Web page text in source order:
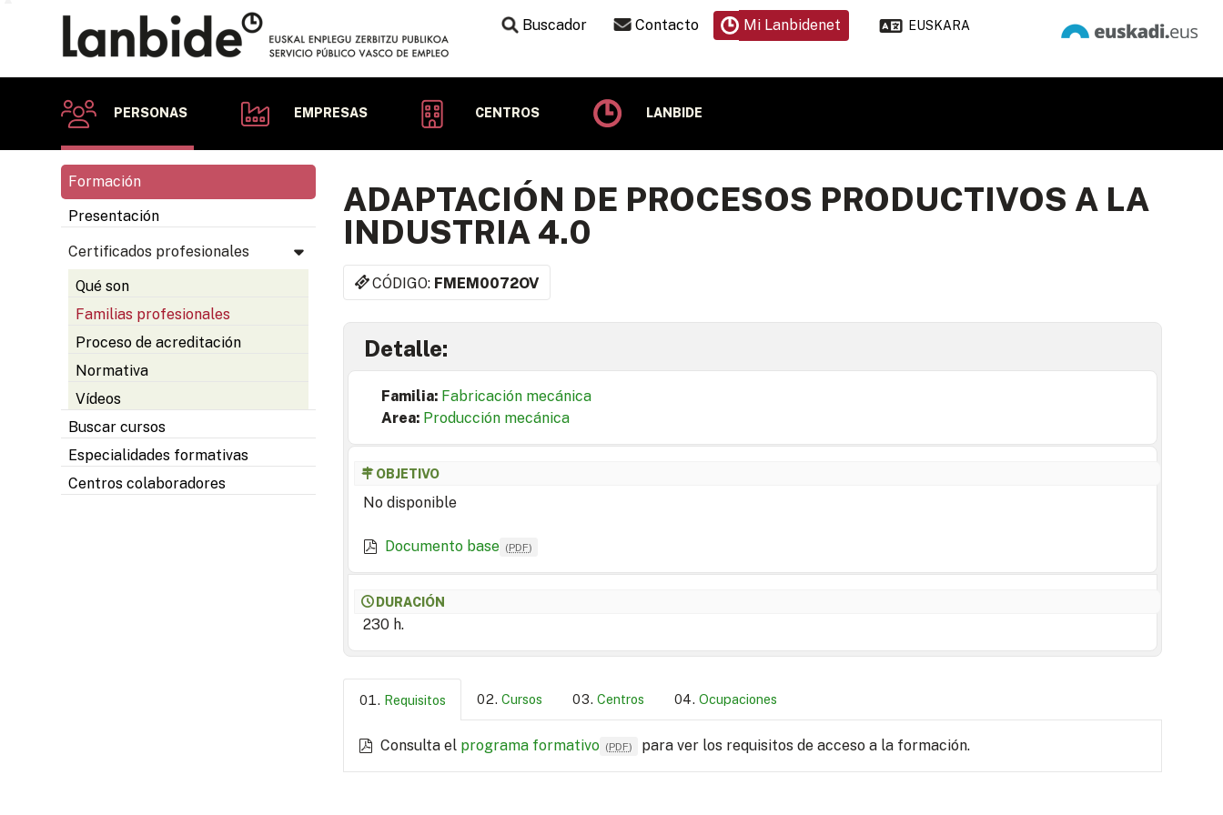
Buscador Contacto Mi Lanbidenet EUSKARA
PERSONAS EMPRESAS CENTROS LANBIDE
Formación
Presentación
Certificados profesionales
Qué son
Familias profesionales
Proceso de acreditación
Normativa
Vídeos
Buscar cursos
Especialidades formativas
Centros colaboradores
ADAPTACIÓN DE PROCESOS PRODUCTIVOS A LA
INDUSTRIA 4.0
CÓDIGO: FMEM0072OV
Detalle:
Familia: Fabricación mecánica
Area: Producción mecánica
OBJETIVO
No disponible
Documento base (PDF)
DURACIÓN
230 h.
Requisitos Cursos Centros Ocupaciones
Consulta el programa formativo (PDF) para ver los requisitos de acceso a la formación.